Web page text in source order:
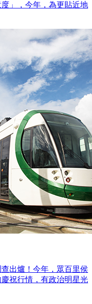
」，今年，為更貼近地
出爐！今年，眾百里侯
祝行情，有政治明星光